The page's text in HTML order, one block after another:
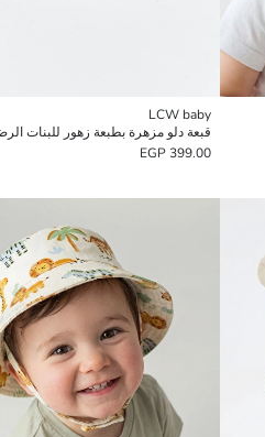
LCW baby
قبعة دلو مزهرة بطبعة زهور للبنات
399.00 EGP